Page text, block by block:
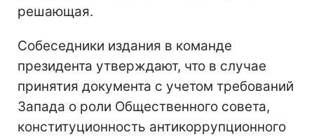
решающая.
Собеседники издания в команде
президента утверждают, что в случае
принятия документа с учетом требований
Запада о роли Общественного совета,
конституционность антикоррупционного